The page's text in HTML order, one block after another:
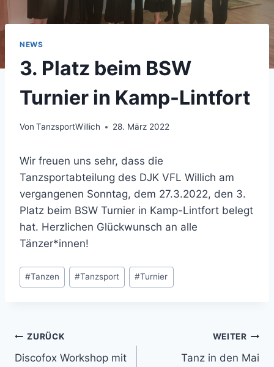
NEWS
3. Platz beim BSW
Turnier in Kamp-Lintfort
Von TanzsportWillich 28. März 2022
Wir freuen uns sehr, dass die
Tanzsportabteilung des DJK VFL Willich am
vergangenen Sonntag, dem 27.3.2022, den 3.
Platz beim BSW Turnier in Kamp-Lintfort belegt
hat. Herzlichen Glückwunsch an alle
Tänzer*innen!
Schlagworte:
#Tanzen #Tanzsport #Turnier
Beitragsnavigation
ZURÜCK
Discofox Workshop mit
WEITER
Tanz in den Mai